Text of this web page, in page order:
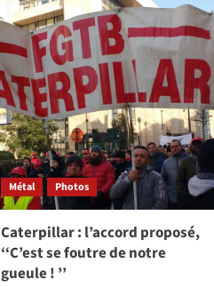
Métal Photos
Caterpillar : l’accord proposé,
‘‘C’est se foutre de notre
gueule ! ’’